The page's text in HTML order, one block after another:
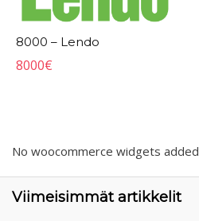
8000 – Lendo
8000€
No woocommerce widgets added
Viimeisimmät artikkelit